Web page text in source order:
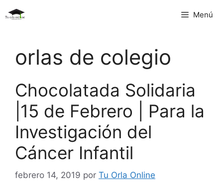
al
Menú
orlas de colegio
Chocolatada Solidaria
|15 de Febrero | Para la
Investigación del
Cáncer Infantil
febrero 14, 2019 por Tu Orla Online